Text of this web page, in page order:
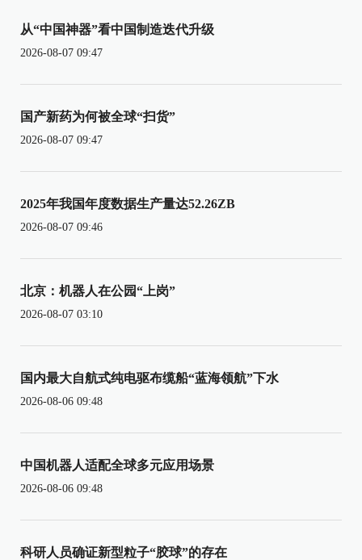
从“中国神器”看中国制造迭代升级
2026-08-07 09:47
国产新药为何被全球“扫货”
2026-08-07 09:47
2025年我国年度数据生产量达52.26ZB
2026-08-07 09:46
北京：机器人在公园“上岗”
2026-08-07 03:10
国内最大自航式纯电驱布缆船“蓝海领航”下水
2026-08-06 09:48
中国机器人适配全球多元应用场景
2026-08-06 09:48
科研人员确证新型粒子“胶球”的存在